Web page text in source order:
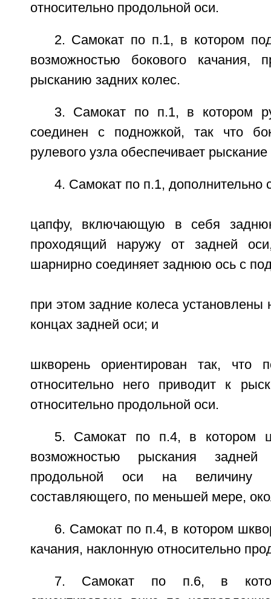
относительно продольной оси.
2. Самокат по п.1, в котором
возможностью бокового качания,
рысканию задних колес.
3. Самокат по п.1, в котором
соединен с подножкой, так что
рулевого узла обеспечивает
4. Самокат по п.1, дополнительно
цапфу, включающую в себя
проходящий наружу от задней
шарнирно соединяет заднюю ось с
при этом задние колеса
концах задней оси; и
шкворень ориентирован так, что
относительно него приводит к
относительно продольной оси.
5. Самокат по п.4, в котором
возможностью рыскания задней
продольной оси на величину
составляющего, по меньшей мере,
6. Самокат по п.4, в котором
качания, наклонную относительно
7. Самокат по п.6, в